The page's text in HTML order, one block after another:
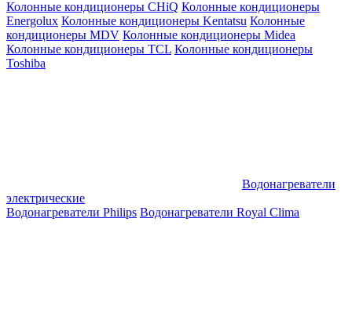
Колонные кондиционеры CHiQ Колонные кондиционеры
Energolux Колонные кондиционеры Kentatsu Колонные
кондиционеры MDV Колонные кондиционеры Midea
Колонные кондиционеры TCL Колонные кондиционеры
Toshiba
Водонагреватели
электрические
Водонагреватели Philips Водонагреватели Royal Clima